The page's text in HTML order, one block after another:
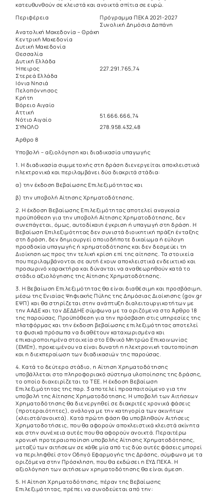
κατευθυνθούν σε κλειστά και ανοικτά σπίτια σε ευρώ.
Περιφέρεια
Πρόγραμμα ΠΕΚΑ 2021-2027
Συνολική Δημόσια Δαπάνη
Ανατολική Μακεδονία – Θράκη
227.291.765,74
Κεντρική Μακεδονία
Δυτική Μακεδονία
Θεσσαλία
Δυτική Ελλάδα
Ήπειρος
Στερεά Ελλάδα
Ιόνια Νησιά
Πελοπόννησος
Κρήτη
Βόρειο Αιγαίο
Αττική
51.666.666,74
Νότιο Αιγαίο
ΣΥΝΟΛΟ
278.958.432,48
Άρθρο 8
Υποβολή – αξιολόγηση και διαδικασία υπαγωγής
1. Η διαδικασία συμμετοχής στη δράση διενεργείται αποκλειστικά
ηλεκτρονικά και περιλαμβάνει δύο διακριτά στάδια:
α) την έκδοση Βεβαίωσης Επιλεξιμότητας και
β) την υποβολή Αίτησης Χρηματοδότησης.
2. Η έκδοση Βεβαίωσης Επιλεξιμότητας αποτελεί αναγκαία
προϋπόθεση για την υποβολή Αίτησης Χρηματοδότησης, δεν
συνεπάγεται, όμως, αυτοδίκαιη έγκριση ή υπαγωγή στη δράση. Η
Βεβαίωση Επιλεξιμότητας δεν συνιστά διοικητική πράξη ένταξης
στη δράση, δεν δημιουργεί οποιοδήποτε δικαίωμα ή εύλογη
προσδοκία υπαγωγής ή χρηματοδότησης και δεν δεσμεύει τη
Διοίκηση ως προς την τελική κρίση επί της αίτησης. Τα στοιχεία
που περιλαμβάνονται σε αυτή έχουν αποκλειστικά ενδεικτικό και
προσωρινό χαρακτήρα και δύνανται να αναθεωρηθούν κατά το
στάδιο αξιολόγησης της Αίτησης Χρηματοδότησης.
3. Η Βεβαίωση Επιλεξιμότητας θα είναι διαθέσιμη και προσβάσιμη,
μέσω της Ενιαίας Ψηφιακής Πύλης της Δημόσιας Διοίκησης (gov.gr
ΕΨΠ) και θα στηρίζεται στην ανάπτυξη διαλειτουργικοτήτων με
την ΑΑΔΕ και τον ΔΕΔΔΗΕ σύμφωνα με τα οριζόμενα στο Άρθρο 18
της παρούσας. Προϋπόθεση για την πρόσβαση στις υπηρεσίες της
πλατφόρμας και την έκδοση βεβαίωσης επιλεξιμότητας αποτελεί
τα φυσικά πρόσωπα να διαθέτουν καταχωρισμένα και
επικαιροποιημένα στοιχεία στο Εθνικό Μητρώο Επικοινωνίας
(ΕΜΕπ), προκειμένου να είναι δυνατή η ηλεκτρονική ταυτοποίηση
και η διεκπεραίωση των διαδικασιών της παρούσας.
4. Κατά το δεύτερο στάδιο, η Αίτηση Χρηματοδότησης
υποβάλλεται στο πληροφοριακό σύστημα υλοποίησης της δράσης,
το οποίο διαχειρίζεται το ΤΕΕ. Η έκδοση Βεβαίωση
Επιλεξιμότητας της παρ. 3 αποτελεί προαπαιτούμενο για την
υποβολή της Αίτησης Χρηματοδότησης. Η υποβολή των Αιτήσεων
Χρηματοδότησης θα διενεργηθεί σε διακριτές χρονικά φάσεις
(προτεραιότητες), ανάλογα με την κατηγορία των ακινήτων
(κλειστά/ανοικτά). Κατά πρώτη φάση θα υποβληθούν Αιτήσεις
Χρηματοδοτήσεις, που θα αφορούν αποκλειστικά κλειστά ακίνητα
και στην συνέχεια αυτές που θα αφορούν ανοικτά. Περαιτέρω
χρονική προτεραιοποίηση υποβολής Αίτησης Χρηματοδότησης,
μεταξύ των αιτήσεων σε κάθε μία από τις δύο αυτές φάσεις μπορεί
να περιληφθεί στον Οδηγό Εφαρμογής της Δράσης, σύμφωνα με τα
οριζόμενα στην Πρόσκληση, που θα εκδώσει η ΕΥΔ ΠΕΚΑ. Η
αξιολόγηση των αιτήσεων χρηματοδότησης θα είναι άμεση.
5. Η Aίτηση Χρηματοδότησης, πέραν της Βεβαίωσης
Επιλεξιμότητας, πρέπει να συνοδεύεται από την: